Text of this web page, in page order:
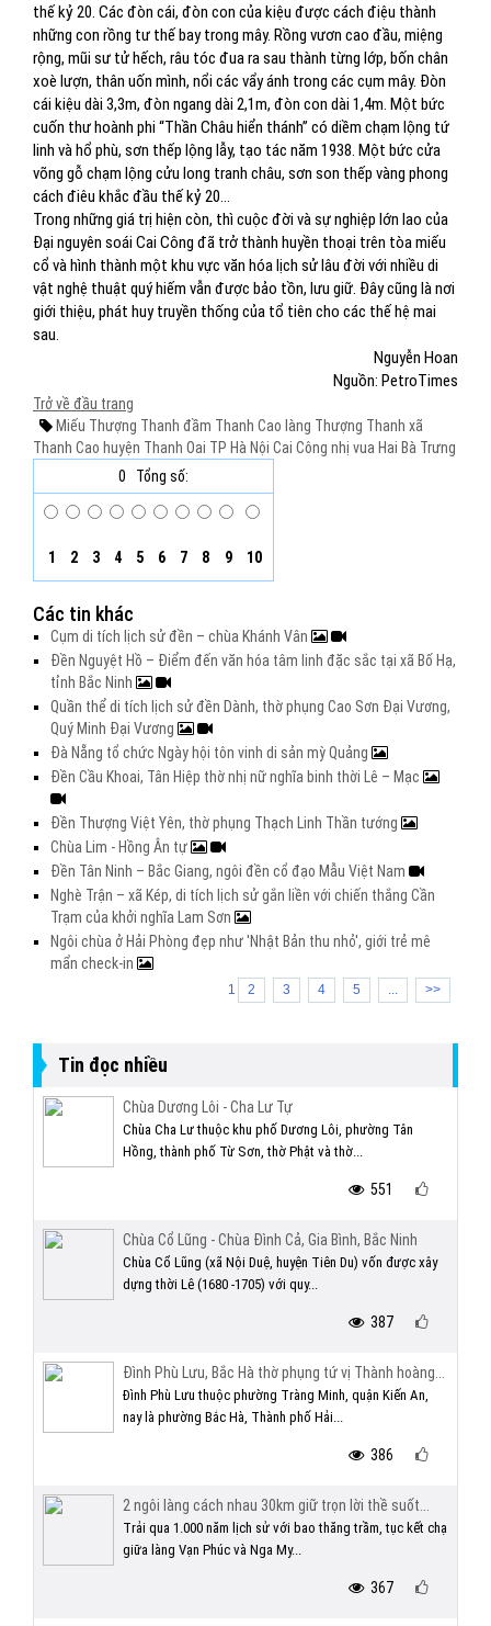
thế kỷ 20. Các đòn cái, đòn con của kiệu được cách điệu thành
những con rồng tư thế bay trong mây. Rồng vươn cao đầu, miệng
rộng, mũi sư tử hếch, râu tóc đua ra sau thành từng lớp, bốn chân
xoè lượn, thân uốn mình, nổi các vẩy ánh trong các cụm mây. Đòn
cái kiệu dài 3,3m, đòn ngang dài 2,1m, đòn con dài 1,4m. Một bức
cuốn thư hoành phi “Thần Châu hiển thánh” có diềm chạm lộng tứ
linh và hổ phù, sơn thếp lộng lẫy, tạo tác năm 1938. Một bức cửa
võng gỗ chạm lộng cửu long tranh châu, sơn son thếp vàng phong
cách điêu khắc đầu thế kỷ 20…
Trong những giá trị hiện còn, thì cuộc đời và sự nghiệp lớn lao của
Đại nguyên soái Cai Công đã trở thành huyền thoại trên tòa miếu
cổ và hình thành một khu vực văn hóa lịch sử lâu đời với nhiều di
vật nghệ thuật quý hiếm vẫn được bảo tồn, lưu giữ. Đây cũng là nơi
giới thiệu, phát huy truyền thống của tổ tiên cho các thế hệ mai
sau.
Nguyễn Hoan
Nguồn: PetroTimes
Trở về đầu trang
Miếu Thượng Thanh đầm Thanh Cao làng Thượng Thanh xã
Thanh Cao huyện Thanh Oai TP Hà Nội Cai Công nhị vua Hai Bà Trưng
0
Tổng số:
1 2 3 4 5 6 7 8 9 10
Các tin khác
Cụm di tích lịch sử đền – chùa Khánh Vân
Đền Nguyệt Hồ – Điểm đến văn hóa tâm linh đặc sắc tại xã Bố Hạ,
tỉnh Bắc Ninh
Quần thể di tích lịch sử đền Dành, thờ phụng Cao Sơn Đại Vương,
Quý Minh Đại Vương
Đà Nẵng tổ chức Ngày hội tôn vinh di sản mỳ Quảng
Đền Cầu Khoai, Tân Hiệp thờ nhị nữ nghĩa binh thời Lê – Mạc
Đền Thượng Việt Yên, thờ phụng Thạch Linh Thần tướng
Chùa Lim - Hồng Ân tự
Đền Tân Ninh – Bắc Giang, ngôi đền cổ đạo Mẫu Việt Nam
Nghè Trận – xã Kép, di tích lịch sử gắn liền với chiến thắng Cần
Trạm của khởi nghĩa Lam Sơn
Ngôi chùa ở Hải Phòng đẹp như 'Nhật Bản thu nhỏ', giới trẻ mê
mẩn check-in
1 2 3 4 5 ... >>
Tin đọc nhiều
Chùa Dương Lôi - Cha Lư Tự
Chùa Cha Lư thuộc khu phố Dương Lôi, phường Tân
Hồng, thành phố Từ Sơn, thờ Phật và thờ...
551
Chùa Cổ Lũng - Chùa Đình Cả, Gia Bình, Bắc Ninh
Chùa Cổ Lũng (xã Nội Duệ, huyện Tiên Du) vốn được xây
dựng thời Lê (1680 -1705) với quy...
387
Đình Phù Lưu, Bắc Hà thờ phụng tứ vị Thành hoàng...
Đình Phù Lưu thuộc phường Tràng Minh, quận Kiến An,
nay là phường Bắc Hà, Thành phố Hải...
386
2 ngôi làng cách nhau 30km giữ trọn lời thề suốt...
Trải qua 1.000 năm lịch sử với bao thăng trầm, tục kết chạ
giữa làng Vạn Phúc và Nga My...
367